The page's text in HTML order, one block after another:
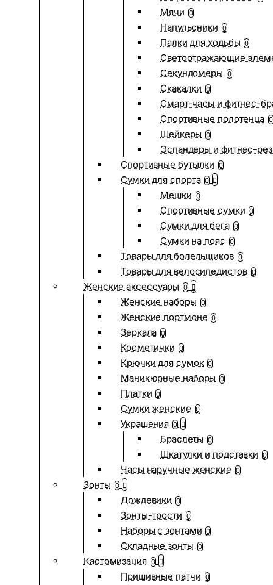
Мячи 0
Напульсники 0
Палки для ходьбы 0
Светоотражающие
Секундомеры 0
Скакалки 0
Смарт-часы и фитнес-
Спортивные полотенца 0
Шейкеры 0
Эспандеры и фитнес-
Спортивные бутылки 0
Сумки для спорта 0
Мешки 0
Спортивные сумки 0
Сумки для бега 0
Сумки на пояс 0
Товары для болельщиков 0
Товары для велосипедистов 0
Женские аксессуары 0
Женские наборы 0
Женские портмоне 0
Зеркала 0
Косметички 0
Крючки для сумок 0
Маникюрные наборы 0
Платки 0
Сумки женские 0
Украшения 0
Браслеты 0
Шкатулки и подставки 0
Часы наручные женские 0
Зонты 0
Дождевики 0
Зонты-трости 0
Наборы с зонтами 0
Складные зонты 0
Кастомизация 0
Пришивные патчи 0